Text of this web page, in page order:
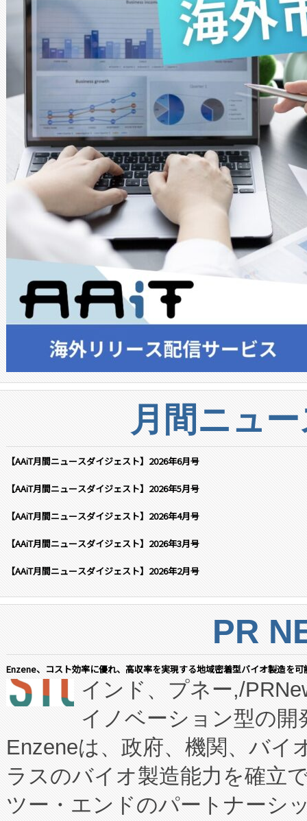
月間ニュ
【AAiT月間ニュースダイジェスト】2026年6月号
【AAiT月間ニュースダイジェスト】2026年5月号
【AAiT月間ニュースダイジェスト】2026年4月号
【AAiT月間ニュースダイジェスト】2026年3月号
【AAiT月間ニュースダイジェスト】2026年2月号
PR
Enzene、コスト効率に優れ、高収率を実現する地域密着型バイオ製造を
インド、プネー,/
イノベーション型の
Enzeneは、政府、機関、バイ
ラスのバイオ製造能力を確立
ツー・エンドのパートナーシ